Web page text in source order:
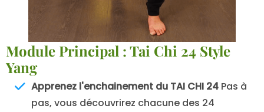
Module Principal : Tai Chi 24 Style
Yang
Apprenez l'enchainement du TAI CHI 24 Pas à
pas, vous découvrirez chacune des 24